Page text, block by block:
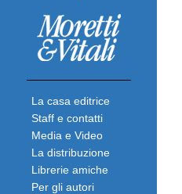
La casa editrice
Staff e contatti
Media e Video
La distribuzione
Librerie amiche
Per gli autori